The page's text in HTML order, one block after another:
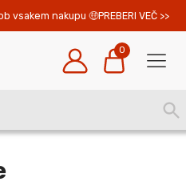
vsakem nakupu PREBERI VEČ >>
0